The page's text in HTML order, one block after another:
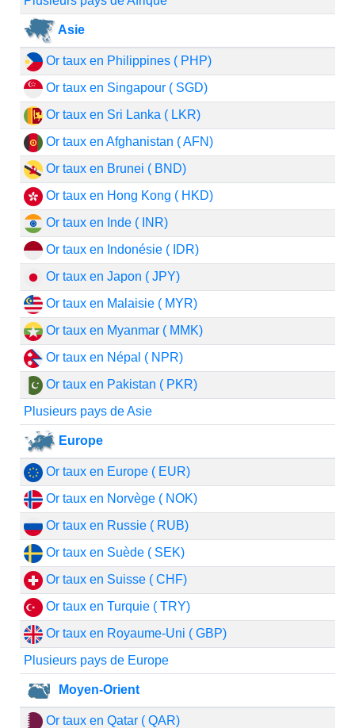
Asie
Or taux en Philippines ( PHP)
Or taux en Singapour ( SGD)
Or taux en Sri Lanka ( LKR)
Or taux en Afghanistan ( AFN)
Or taux en Brunei ( BND)
Or taux en Hong Kong ( HKD)
Or taux en Inde ( INR)
Or taux en Indonésie ( IDR)
Or taux en Japon ( JPY)
Or taux en Malaisie ( MYR)
Or taux en Myanmar ( MMK)
Or taux en Népal ( NPR)
Or taux en Pakistan ( PKR)
Plusieurs pays de Asie
Europe
Or taux en Europe ( EUR)
Or taux en Norvège ( NOK)
Or taux en Russie ( RUB)
Or taux en Suède ( SEK)
Or taux en Suisse ( CHF)
Or taux en Turquie ( TRY)
Or taux en Royaume-Uni ( GBP)
Plusieurs pays de Europe
Moyen-Orient
Or taux en Qatar ( QAR)